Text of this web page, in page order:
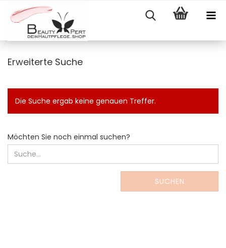
Erweiterte Suche
Die Suche ergab keine genauen Treffer.
MÖCHTEN
SIE
NOCH
EINMAL
Möchten Sie noch einmal suchen?
SUCHEN